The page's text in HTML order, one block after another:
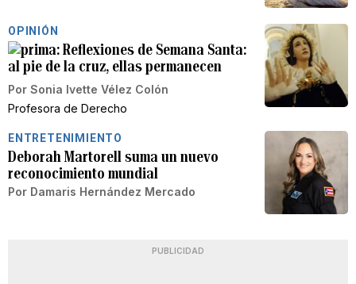
OPINIÓN
Reflexiones de Semana Santa:
al pie de la cruz, ellas permanecen
Por Sonia Ivette Vélez Colón
Profesora de Derecho
ENTRETENIMIENTO
Deborah Martorell suma un nuevo
reconocimiento mundial
Por Damaris Hernández Mercado
PUBLICIDAD